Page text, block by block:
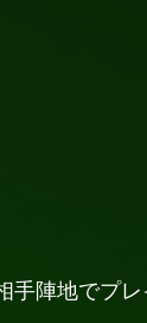
陣地でプ